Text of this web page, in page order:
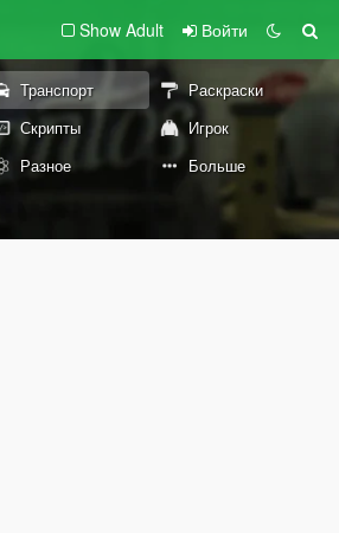
Show Adult Войти
Транспорт
Раскраски
Скрипты
Игрок
Разное Больше